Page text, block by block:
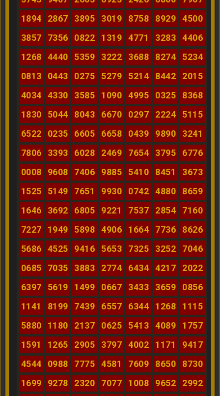
1894
2867 3895 3019 8758 8929
4500
3857
7356 0822 1319 4771 3283
4406
1268
4440 5359 3222 3688 8274
5234
0813
0443 0275 5279 5214 8442
2015
4034
4330 3585 1090 4995 0325
8368
1830
5044 8043 6670 0297 2224
5115
6522
0235 6605 6658 0439 9890
3241
7806
3393 6028 2469 7654 3795
6776
0008
9608 7406 9885 5410 8451
3673
1525
5149 7651 9930 0742 4880
8659
1646
3692 6805 9221 7537 2854
7160
7227
1949 5898 4906 1664 7736
8626
5686
4525 9416 5653 7325 3252
7046
0685
7035 3883 2774 6434 4217
2022
6397
5619 1499 0667 3433 3659
0856
1141
8199 7439 6557 6344 1268
1115
5880
1180 2137 0625 5413 4089
1757
1591
1265 2905 3797 4002 1171
9417
4544
0988 7775 4581 7609 8650
8730
1699
9278 2320 7077 1008 9652
2992